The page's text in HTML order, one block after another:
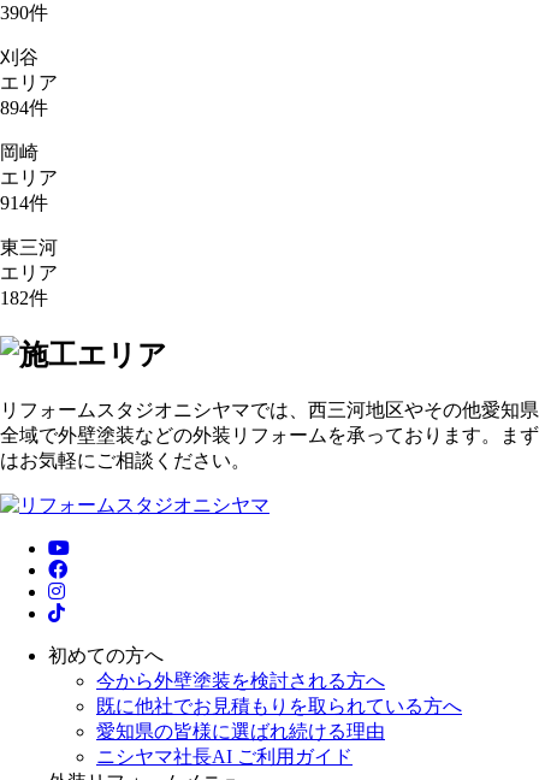
390件
刈谷
エリア
894件
岡崎
エリア
914件
東三河
エリア
182件
リフォームスタジオニシヤマでは、西三河地区やその他愛知県
全域で外壁塗装などの外装リフォームを承っております。まず
はお気軽にご相談ください。
初めての方へ
今から外壁塗装を検討される方へ
既に他社でお見積もりを取られている方へ
愛知県の皆様に選ばれ続ける理由
ニシヤマ社長AI ご利用ガイド